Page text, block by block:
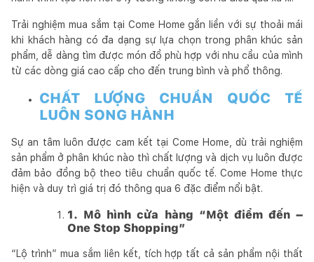
Trải nghiệm mua sắm tại Come Home gắn liền với sự thoải mái
khi khách hàng có đa dạng sự lựa chọn trong phân khúc sản
phẩm, dễ dàng tìm được món đồ phù hợp với nhu cầu của mình
từ các dòng giá cao cấp cho đến trung bình và phổ thông.
CHẤT LƯỢNG CHUẨN QUỐC TẾ
LUÔN SONG HÀNH
Sự an tâm luôn được cam kết tại Come Home, dù trải nghiệm
sản phẩm ở phân khúc nào thì chất lượng và dịch vụ luôn được
đảm bảo đồng bộ theo tiêu chuẩn quốc tế. Come Home thực
hiện và duy trì giá trị đó thông qua 6 đặc điểm nổi bật.
1. Mô hình cửa hàng “Một điểm đến –
One Stop Shopping”
“Lộ trình” mua sắm liên kết, tích hợp tất cả sản phẩm nội thất